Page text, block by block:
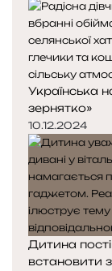
Українська
зернятко»
10.12.2024
Дитина
встановити